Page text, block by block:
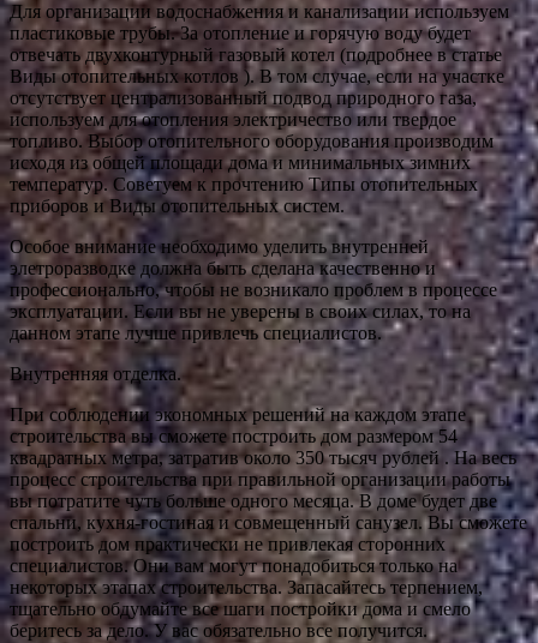
Для организации водоснабжения и канализации используем
пластиковые трубы. За отопление и горячую воду будет
отвечать двухконтурный газовый котел (подробнее в статье
Виды отопительных котлов ). В том случае, если на участке
отсутствует централизованный подвод природного газа,
используем для отопления электричество или твердое
топливо. Выбор отопительного оборудования производим
исходя из общей площади дома и минимальных зимних
температур. Советуем к прочтению Типы отопительных
приборов и Виды отопительных систем.
Особое внимание необходимо уделить внутренней
элетроразводке должна быть сделана качественно и
профессионально, чтобы не возникало проблем в процессе
эксплуатации. Если вы не уверены в своих силах, то на
данном этапе лучше привлечь специалистов.
Внутренняя отделка.
При соблюдении экономных решений на каждом этапе
строительства вы сможете построить дом размером 54
квадратных метра, затратив около 350 тысяч рублей . На весь
процесс строительства при правильной организации работы
вы потратите чуть больше одного месяца. В доме будет две
спальни, кухня-гостиная и совмещенный санузел. Вы сможете
построить дом практически не привлекая сторонних
специалистов. Они вам могут понадобиться только на
некоторых этапах строительства. Запасайтесь терпением,
тщательно обдумайте все шаги постройки дома и смело
беритесь за дело. У вас обязательно все получится.